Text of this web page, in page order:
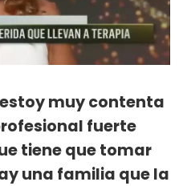
muy contenta
fuerte
tiene que tomar
una familia que la